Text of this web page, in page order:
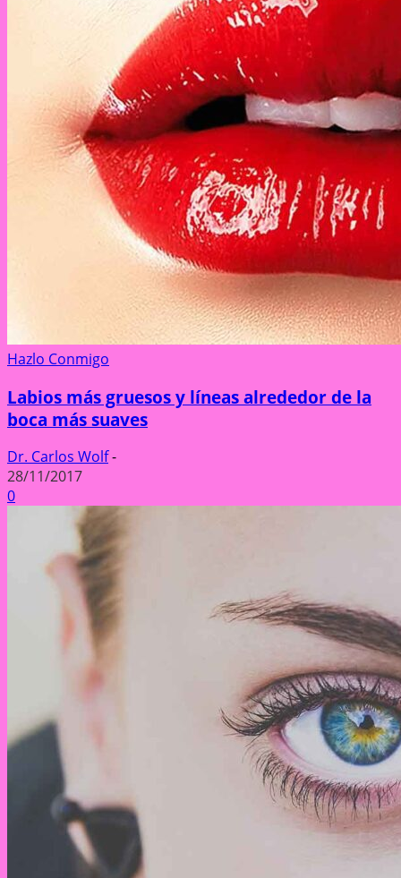
Hazlo Conmigo
Labios más gruesos y líneas alrededor de la
boca más suaves
Dr. Carlos Wolf-
28/11/2017
0